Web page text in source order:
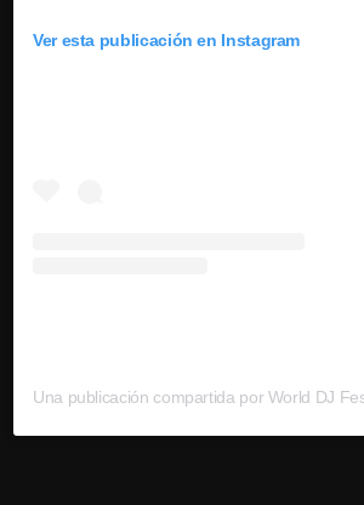
Ver esta publicación en Instagram